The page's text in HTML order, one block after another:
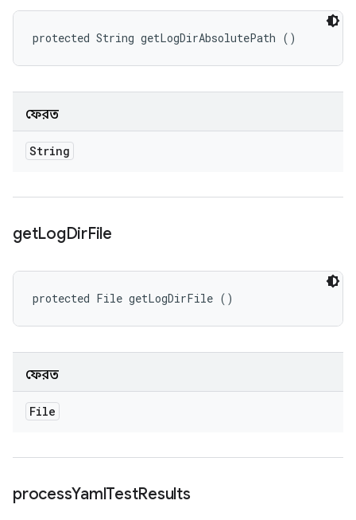
protected String getLogDirAbsolutePath ()
ফেরত
String
getLogDirFile
protected File getLogDirFile ()
ফেরত
File
processYamlTestResults